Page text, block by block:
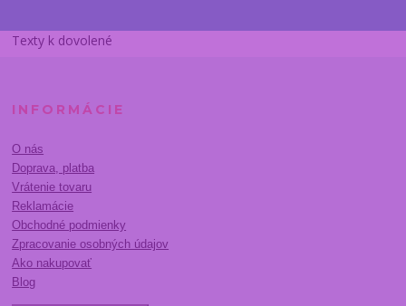
Texty k dovolené
INFORMÁCIE
O nás
Doprava, platba
Vrátenie tovaru
Reklamácie
Obchodné podmienky
Zpracovanie osobných údajov
Ako nakupovať
Blog